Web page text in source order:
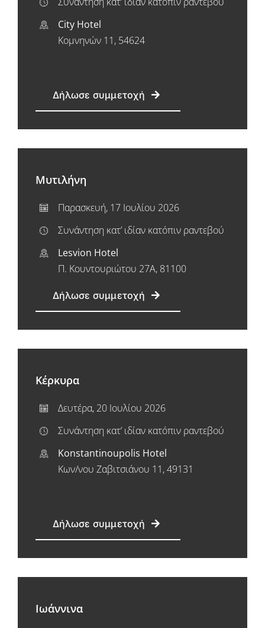
City Hotel
Κομνηνών 11, 54624
Δήλωσε συμμετοχή
Μυτιλήνη
Παρασκευή, 17 Ιουλίου 2026
Συνάντηση κατ’ ιδίαν κατόπιν ραντεβού
Lesvion Hotel
Π. Κουντουριώτου 27Α, 81100
Δήλωσε συμμετοχή
Κέρκυρα
Δευτέρα, 20 Ιουλίου 2026
Συνάντηση κατ’ ιδίαν κατόπιν ραντεβού
Konstantinoupolis Hotel
Κων/νου Ζαβιτσιάνου 11, 49131
Δήλωσε συμμετοχή
Ιωάννινα